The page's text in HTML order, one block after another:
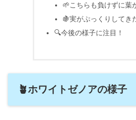
🌱こちらも負けずに葉
🍇実がぷっくりしてき
🔍今後の様子に注目！
🪴ホワイトゼノアの様子